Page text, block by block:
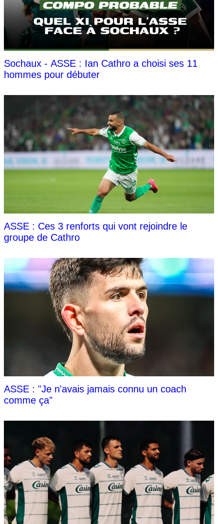
Sochaux - ASSE : Ian Cathro a choisi ses 11
hommes pour débuter
ASSE : Ces 3 renforts qui vont rejoindre le
groupe de Cathro
ASSE : "Je n'avais jamais connu un coach
comme ça"